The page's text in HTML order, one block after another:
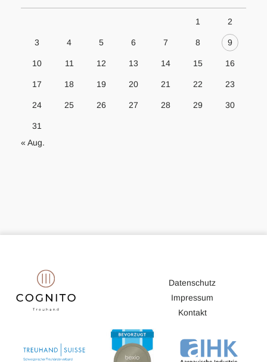
1 2
3 4 5 6 7 8 9
10 11 12 13 14 15 16
17 18 19 20 21 22 23
24 25 26 27 28 29 30
31
« Aug.
Datenschutz
Impressum
Kontakt